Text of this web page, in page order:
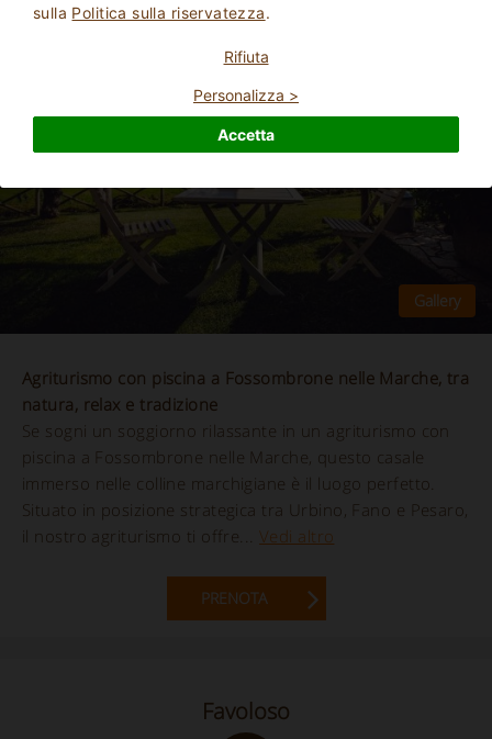
sulla Politica sulla riservatezza.
Rifiuta
Personalizza >
Accetta
Agriturismo con piscina a Fossombrone nelle Marche, tra
natura, relax e tradizione
Se sogni un soggiorno rilassante in un agriturismo con
piscina a Fossombrone nelle Marche, questo casale
immerso nelle colline marchigiane è il luogo perfetto.
Situato in posizione strategica tra Urbino, Fano e Pesaro,
il nostro agriturismo ti offre... Vedi altro
PRENOTA
Favoloso